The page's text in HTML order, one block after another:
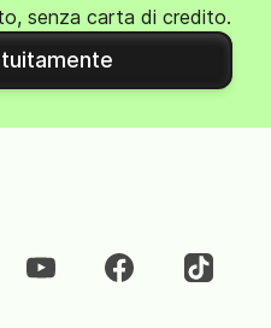
senza carta di credito.